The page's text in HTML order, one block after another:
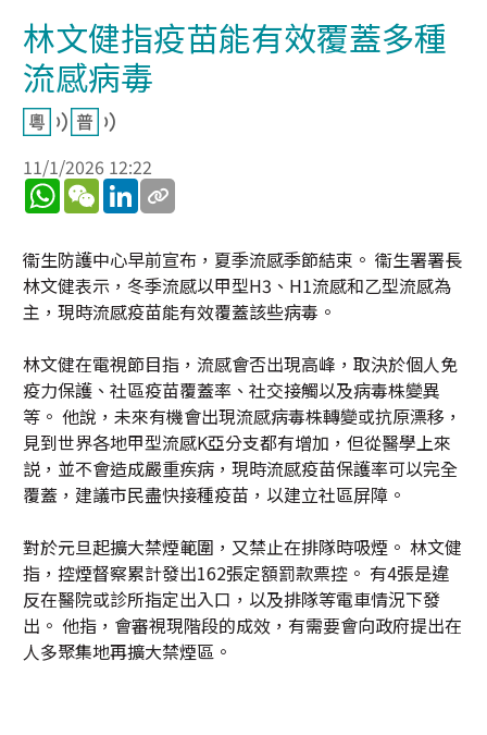
林文健指疫苗能有效覆蓋多種
流感病毒
11/1/2026 12:22
WhatsApp
WeChatLinkedIn
衞生防護中心早前宣布，夏季流感季節結束。 衞生署署長
林文健表示，冬季流感以甲型H3、H1流感和乙型流感為
主，現時流感疫苗能有效覆蓋該些病毒。
林文健在電視節目指，流感會否出現高峰，取決於個人免
疫力保護、社區疫苗覆蓋率、社交接觸以及病毒株變異
等。 他說，未來有機會出現流感病毒株轉變或抗原漂移，
見到世界各地甲型流感K亞分支都有增加，但從醫學上來
説，並不會造成嚴重疾病，現時流感疫苗保護率可以完全
覆蓋，建議市民盡快接種疫苗，以建立社區屏障。
對於元旦起擴大禁煙範圍，又禁止在排隊時吸煙。 林文健
指，控煙督察累計發出162張定額罰款票控。 有4張是違
反在醫院或診所指定出入口，以及排隊等電車情況下發
出。 他指，會審視現階段的成效，有需要會向政府提出在
人多聚集地再擴大禁煙區。